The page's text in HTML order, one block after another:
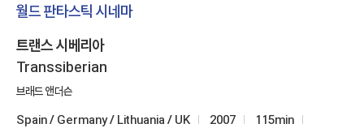
월드 판타스틱 시네마
트랜스 시베리아
Transsiberian
브래드 앤더슨
Spain / Germany / Lithuania / UK 2007
115min